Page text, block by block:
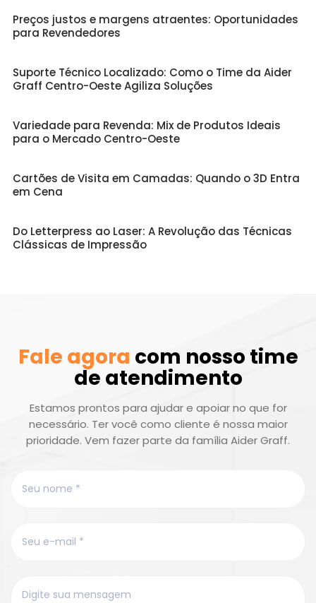
Preços justos e margens atraentes: Oportunidades
para Revendedores
Suporte Técnico Localizado: Como o Time da Aider
Graff Centro-Oeste Agiliza Soluções
Variedade para Revenda: Mix de Produtos Ideais
para o Mercado Centro-Oeste
Cartões de Visita em Camadas: Quando o 3D Entra
em Cena
Do Letterpress ao Laser: A Revolução das Técnicas
Clássicas de Impressão
Fale agora com nosso time
de atendimento
Estamos prontos para ajudar e apoiar no que for
necessário. Ter você como cliente é nossa maior
prioridade. Vem fazer parte da família Aider Graff.